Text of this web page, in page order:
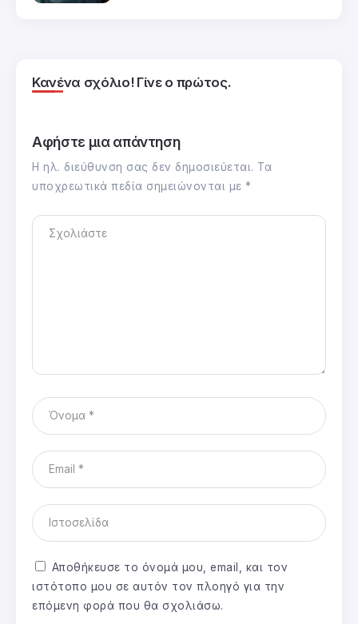
Κανένα σχόλιο! Γίνε ο πρώτος.
Αφήστε μια απάντηση
Η ηλ. διεύθυνση σας δεν δημοσιεύεται. Τα
υποχρεωτικά πεδία σημειώνονται με *
Αποθήκευσε το όνομά μου, email, και τον
ιστότοπο μου σε αυτόν τον πλοηγό για την
επόμενη φορά που θα σχολιάσω.